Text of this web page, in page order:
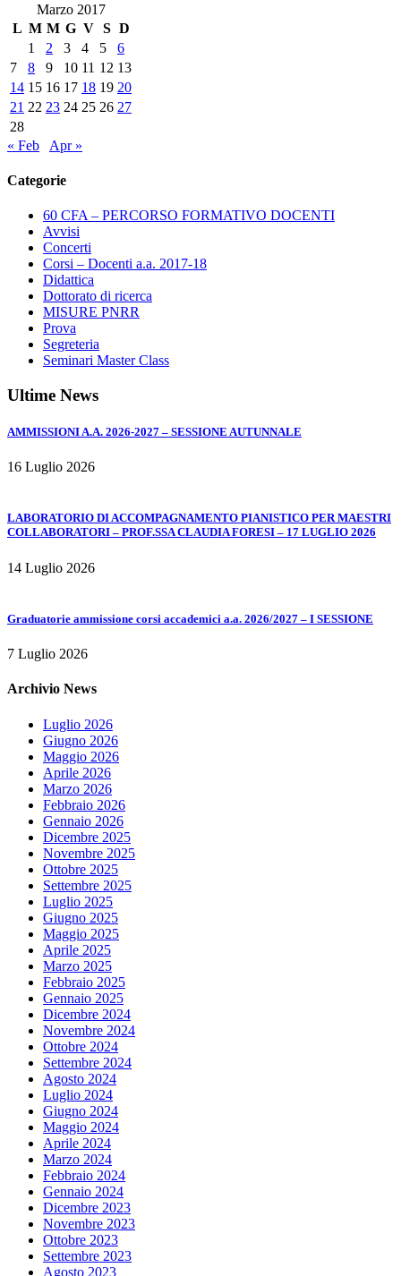
STRUMENTI
MUSICALI
Marzo 2017
L M M G V S D
1
2 3 4 5
6
7
8 9 10 11 12 13
14 15 16 17 18 19 20
21 22 23 24 25 26 27
28
« Feb
Apr »
Categorie
60 CFA – PERCORSO FORMATIVO DOCENTI
Avvisi
Concerti
Corsi – Docenti a.a. 2017-18
Didattica
Dottorato di ricerca
MISURE PNRR
Prova
Segreteria
Seminari Master Class
Ultime News
AMMISSIONI A.A. 2026-2027 – SESSIONE AUTUNNALE
16 Luglio 2026
LABORATORIO DI ACCOMPAGNAMENTO PIANISTICO PER MAESTRI
COLLABORATORI – PROF.SSA CLAUDIA FORESI – 17 LUGLIO 2026
14 Luglio 2026
Graduatorie ammissione corsi accademici a.a. 2026/2027 – I SESSIONE
7 Luglio 2026
Archivio News
Luglio 2026
Giugno 2026
Maggio 2026
Aprile 2026
Marzo 2026
Febbraio 2026
Gennaio 2026
Dicembre 2025
Novembre 2025
Ottobre 2025
Settembre 2025
Luglio 2025
Giugno 2025
Maggio 2025
Aprile 2025
Marzo 2025
Febbraio 2025
Gennaio 2025
Dicembre 2024
Novembre 2024
Ottobre 2024
Settembre 2024
Agosto 2024
Luglio 2024
Giugno 2024
Maggio 2024
Aprile 2024
Marzo 2024
Febbraio 2024
Gennaio 2024
Dicembre 2023
Novembre 2023
Ottobre 2023
Settembre 2023
Agosto 2023